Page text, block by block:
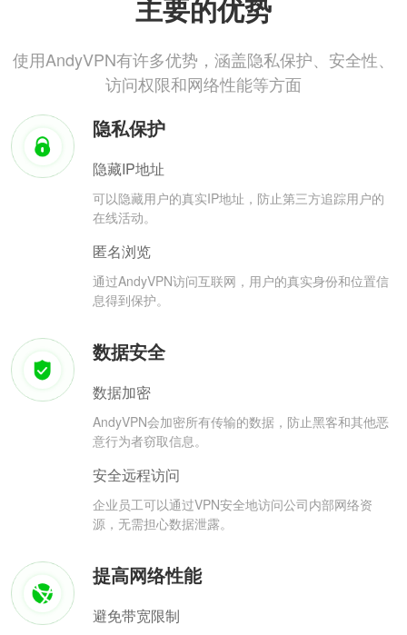
主要的优势
使用AndyVPN有许多优势，涵盖隐私保护、安全性、
访问权限和网络性能等方面
隐私保护
隐藏IP地址
可以隐藏用户的真实IP地址，防止第三方追踪用户的
在线活动。
匿名浏览
通过AndyVPN访问互联网，用户的真实身份和位置信
息得到保护。
数据安全
数据加密
AndyVPN会加密所有传输的数据，防止黑客和其他恶
意行为者窃取信息。
安全远程访问
企业员工可以通过VPN安全地访问公司内部网络资
源，无需担心数据泄露。
提高网络性能
避免带宽限制